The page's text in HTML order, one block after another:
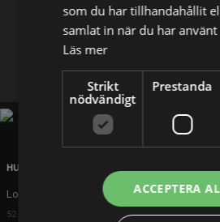
Facebook
HUVUDKONTOR
London
52 Brook Street
som du har tillhandahållit
samlat in när du har
Läs mer
Strikt
nödvändigt
Prestanda
ACCEPTERA